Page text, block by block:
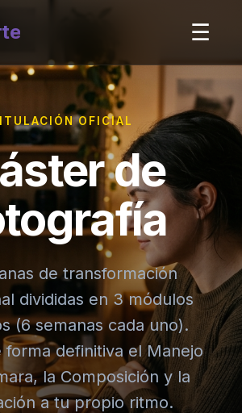
☰
OFICIAL
de
de transformación
divididas en 3 módulos
(6 semanas cada uno).
forma definitiva el Manejo
la Composición y la
a tu propio ritmo.